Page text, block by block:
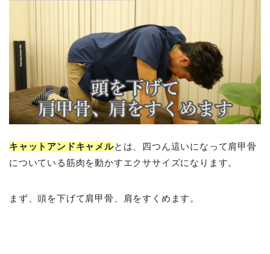
キャットアンドキャメルとは、四つん這いになって肩甲骨
についている筋肉を動かすエクササイズになります。
まず、頭を下げて肩甲骨、肩をすくめます。